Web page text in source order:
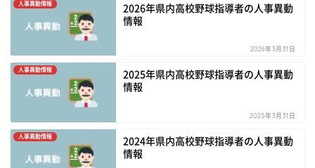
人事異動情報
2026年県内高校野球指導者の人事異動
情報
2026年3月31日
人事異動情報
2025年県内高校野球指導者の人事異動
情報
2025年3月31日
人事異動情報
2024年県内高校野球指導者の人事異動
情報